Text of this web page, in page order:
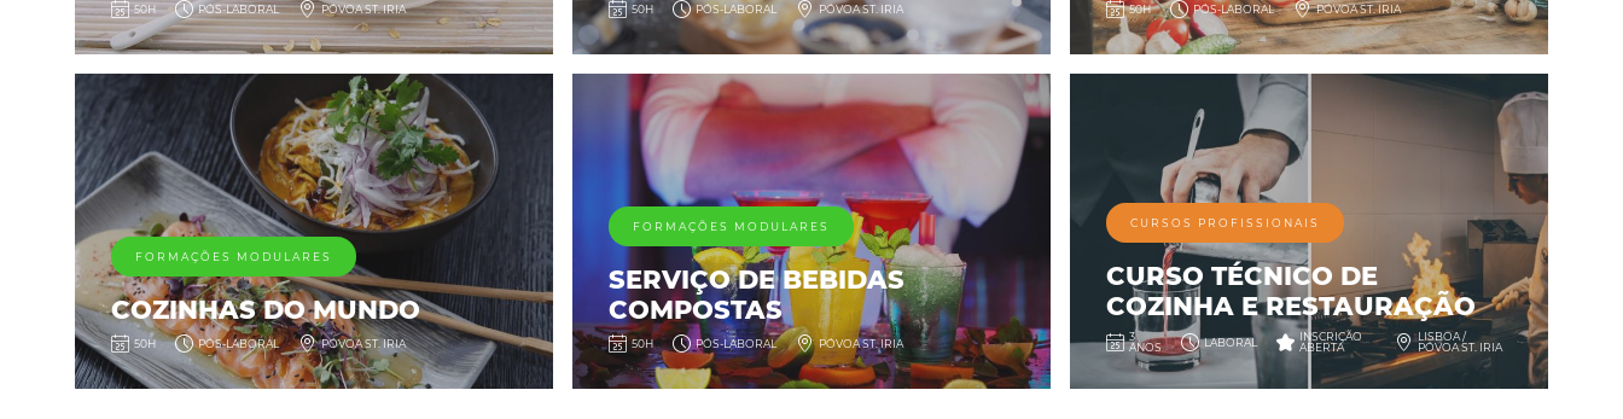
50H PÓS-LABORAL PÓVOA ST. IRIA 50H PÓS-LABORAL PÓVOA ST. IRIA 50H PÓS-LABORAL PÓVOA ST. IRIA
FORMAÇÕES MODULARES
COZINHAS DO MUNDO
50H PÓS-LABORAL PÓVOA ST. IRIA
FORMAÇÕES MODULARES
SERVIÇO DE BEBIDAS
COMPOSTAS
50H PÓS-LABORAL PÓVOA ST. IRIA
CURSOS PROFISSIONAIS
CURSO TÉCNICO DE
COZINHA E RESTAURAÇÃO
3
ANOS
LABORAL
INSCRIÇÃO
ABERTA
LISBOA /
PÓVOA ST. IRIA